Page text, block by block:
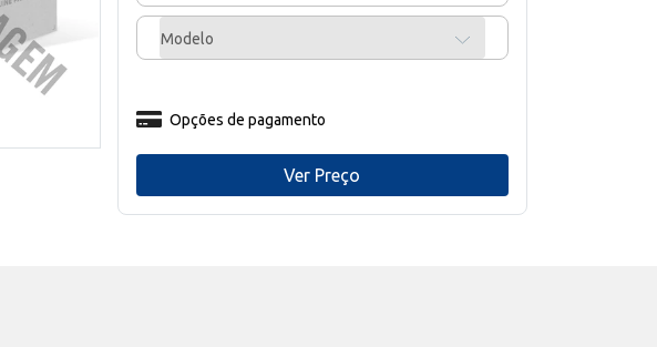
Modelo
Opções de pagamento
Ver Preço